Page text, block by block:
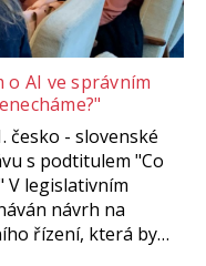
o AI ve správním
česko - slovenské
s podtitulem "Co
V legislativním
návrh na
řízení, která by…